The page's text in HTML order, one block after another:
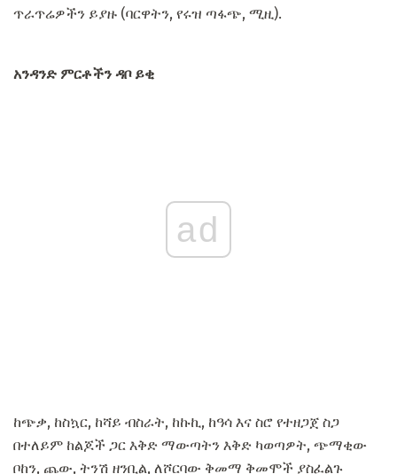
ጥራጥሬዎችን ይያዙ (ባርዋትን, የሩዝ ጣፋጭ, ሚዚ).
አንዳንድ ምርቶችን ዳቦ ይቂ
ad
ከጭቃ, ከስኳር, ከሻይ ብስራት, ከኩኪ, ከዓሳ እና ስሮ የተዘጋጀ ስጋ
በተለይም ከልጆች ጋር እቅድ ማውጣትን እቅድ ካወጣዎት, ጭማቂው
ቦከን, ጨው, ትንሽ ዘንቢል, ለሾርባው ቅመማ ቅመሞች ያስፈልጉ